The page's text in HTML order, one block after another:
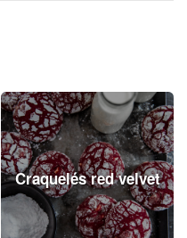
Craquelés red velvet